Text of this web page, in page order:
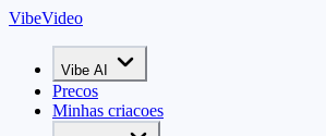
VibeVideo
Vibe AI
Precos
Minhas criacoes